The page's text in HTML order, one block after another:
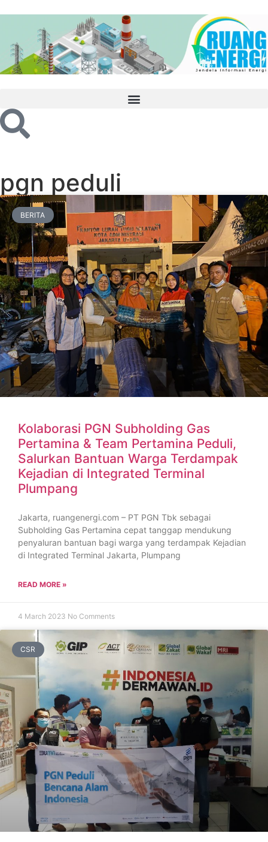
pgn peduli
BERITA
Kolaborasi PGN Subholding Gas
Pertamina & Team Pertamina Peduli,
Salurkan Bantuan Warga Terdampak
Kejadian di Integrated Terminal
Plumpang
Jakarta, ruangenergi.com – PT PGN Tbk sebagai
Subholding Gas Pertamina cepat tanggap mendukung
penyaluran bantuan bagi warga yang terdampak Kejadian
di Integrated Terminal Jakarta, Plumpang
READ MORE »
4 March 2023 No Comments
CSR